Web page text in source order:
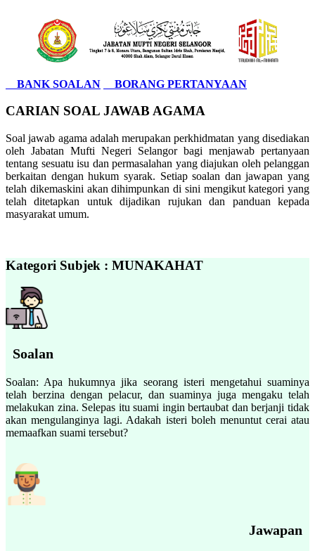
BANK SOALAN BORANG PERTANYAAN
CARIAN SOAL JAWAB AGAMA
Soal jawab agama adalah merupakan perkhidmatan yang disediakan
oleh Jabatan Mufti Negeri Selangor bagi menjawab pertanyaan
tentang sesuatu isu dan permasalahan yang diajukan oleh pelanggan
berkaitan dengan hukum syarak. Setiap soalan dan jawapan yang
telah dikemaskini akan dihimpunkan di sini mengikut kategori yang
telah ditetapkan untuk dijadikan rujukan dan panduan kepada
masyarakat umum.
Kategori Subjek : MUNAKAHAT
Soalan
Soalan: Apa hukumnya jika seorang isteri mengetahui suaminya
telah berzina dengan pelacur, dan suaminya juga mengaku telah
melakukan zina. Selepas itu suami ingin bertaubat dan berjanji tidak
akan mengulanginya lagi. Adakah isteri boleh menuntut cerai atau
memaafkan suami tersebut?
Jawapan